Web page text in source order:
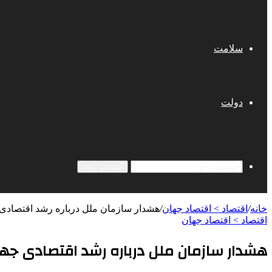
سلامت
دولت
خانه/ اقتصاد > اقتصاد جهان/هشدار سازمان ملل درباره رشد
اقتصاد > اقتصاد جهان
هشدار سازمان ملل درباره رشد اقتصادی